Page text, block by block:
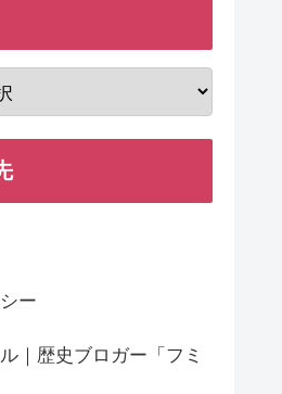
ー
｜歴史ブロガー「フミ